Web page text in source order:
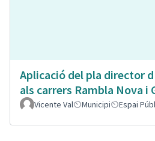
Aplicació del pla director
als carrers Rambla Nova i
Vicente Val Municipi Espai